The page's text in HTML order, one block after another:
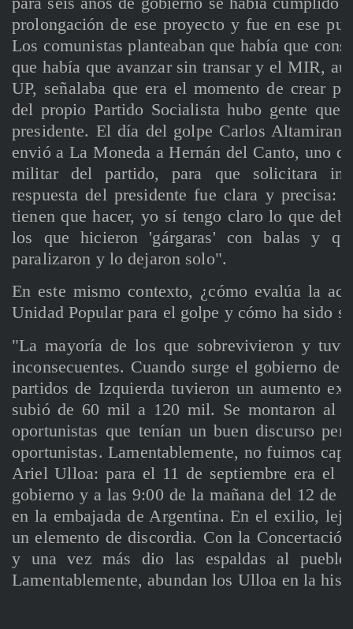
prolongación de ese proyecto y fue en ese
Los comunistas planteaban que había que
que había que avanzar sin transar y el MIR,
UP, señalaba que era el momento de crear
del propio Partido Socialista hubo gente que
presidente. El día del golpe Carlos
envió a La Moneda a Hernán del Canto, uno
militar del partido, para que solicitara
respuesta del presidente fue clara y precisa:
tienen que hacer, yo sí tengo claro lo que
los que hicieron 'gárgaras' con balas y
paralizaron y lo dejaron solo".
En este mismo contexto, ¿cómo evalúa la
Unidad Popular para el golpe y cómo ha sido
"La mayoría de los que sobrevivieron y
inconsecuentes. Cuando surge el gobierno de
partidos de Izquierda tuvieron un aumento
subió de 60 mil a 120 mil. Se montaron al
oportunistas que tenían un buen discurso
oportunistas. Lamentablemente, no fuimos
Ariel Ulloa: para el 11 de septiembre era el
gobierno y a las 9:00 de la mañana del 12 de
en la embajada de Argentina. En el exilio,
un elemento de discordia. Con la
y una vez más dio las espaldas al
Lamentablemente, abundan los Ulloa en la